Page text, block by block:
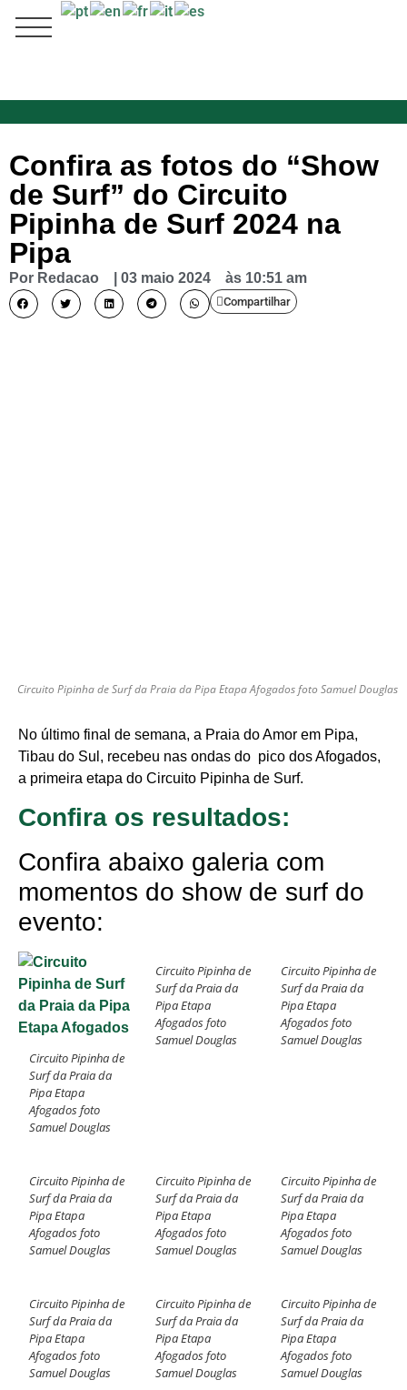
Confira as fotos do “Show
de Surf” do Circuito
Pipinha de Surf 2024 na
Pipa
Por Redacao 03 maio 2024 às 10:51 am
Compartilhar
Circuito Pipinha de Surf da Praia da Pipa Etapa Afogados foto Samuel Douglas
No último final de semana, a Praia do Amor em Pipa,
Tibau do Sul, recebeu nas ondas do pico dos Afogados,
a primeira etapa do Circuito Pipinha de Surf.
Confira os resultados:
Confira abaixo galeria com
momentos do show de surf do
evento:
Circuito Pipinha de
Surf da Praia da
Pipa Etapa
Afogados foto
Samuel Douglas
Circuito Pipinha de
Surf da Praia da
Pipa Etapa
Afogados foto
Samuel Douglas
Circuito Pipinha de
Surf da Praia da
Pipa Etapa
Afogados foto
Samuel Douglas
Circuito Pipinha de
Surf da Praia da
Pipa Etapa
Afogados foto
Samuel Douglas
Circuito Pipinha de
Surf da Praia da
Pipa Etapa
Afogados foto
Samuel Douglas
Circuito Pipinha de
Surf da Praia da
Pipa Etapa
Afogados foto
Samuel Douglas
Circuito Pipinha de
Surf da Praia da
Pipa Etapa
Afogados foto
Samuel Douglas
Circuito Pipinha de
Surf da Praia da
Pipa Etapa
Afogados foto
Samuel Douglas
Circuito Pipinha de
Surf da Praia da
Pipa Etapa
Afogados foto
Samuel Douglas